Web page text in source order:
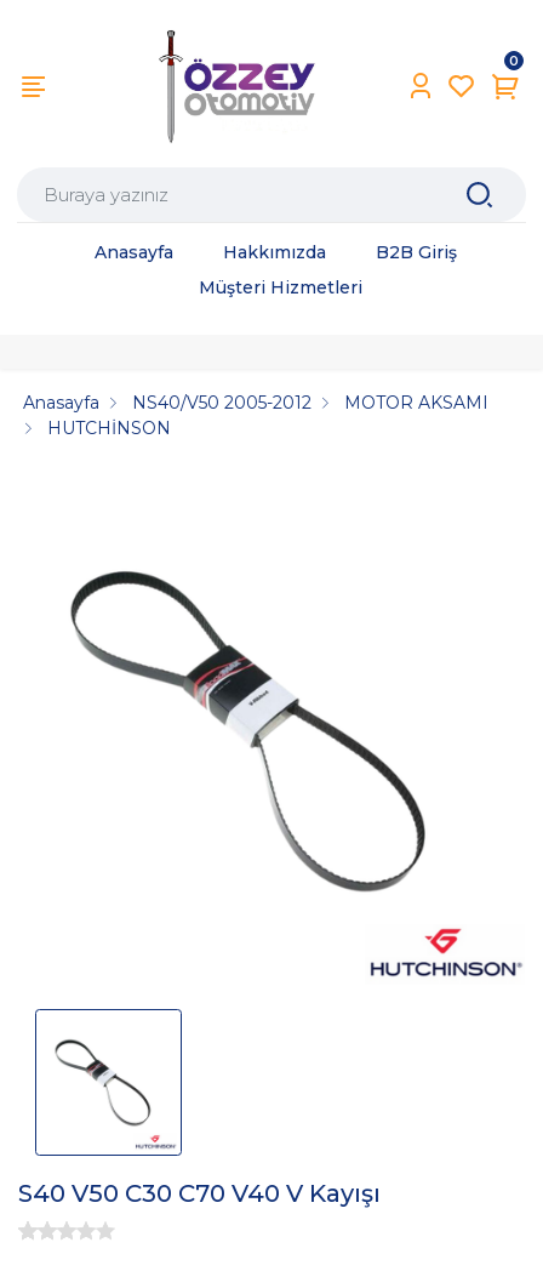
0
Anasayfa Hakkımızda
B2B Giriş
Müşteri Hizmetleri
Anasayfa NS40/V50 2005-2012
MOTOR AKSAMI
HUTCHİNSON
S40 V50 C30 C70 V40 V Kayışı